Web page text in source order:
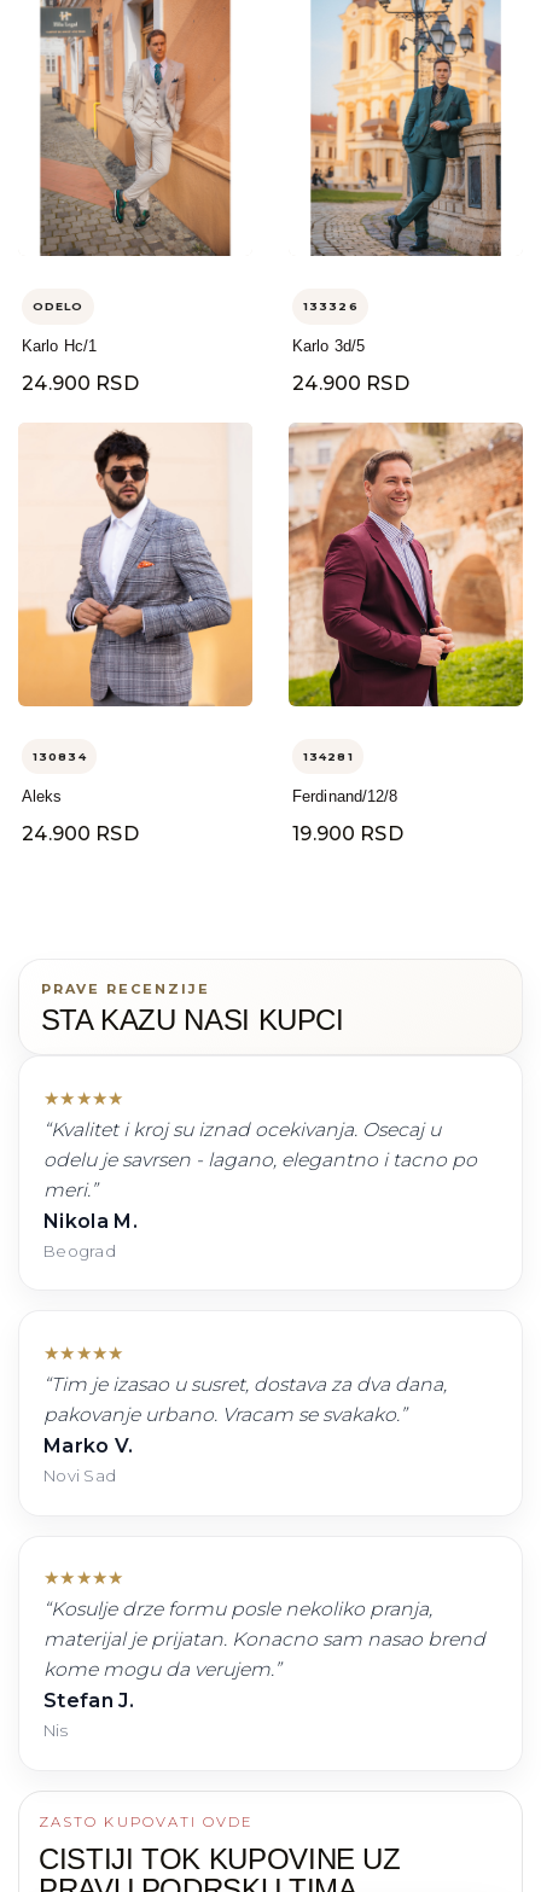
ODELO
Karlo Hc/1
24.900 RSD
133326
Karlo 3d/5
24.900 RSD
130834
Aleks
24.900 RSD
134281
Ferdinand/12/8
19.900 RSD
PRAVE RECENZIJE
STA KAZU NASI KUPCI
★★★★★
“Kvalitet i kroj su iznad ocekivanja. Osecaj u
odelu je savrsen - lagano, elegantno i tacno po
meri.”
Nikola M.
Beograd
★★★★★
“Tim je izasao u susret, dostava za dva dana,
pakovanje urbano. Vracam se svakako.”
Marko V.
Novi Sad
★★★★★
“Kosulje drze formu posle nekoliko pranja,
materijal je prijatan. Konacno sam nasao brend
kome mogu da verujem.”
Stefan J.
Nis
ZASTO KUPOVATI OVDE
CISTIJI TOK KUPOVINE UZ